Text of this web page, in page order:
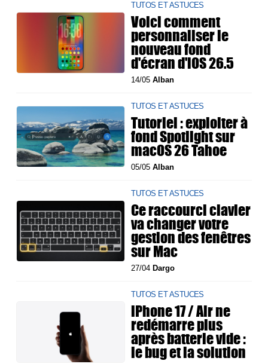
TUTOS ET ASTUCES
Voici comment
personnaliser le
nouveau fond
d'écran d'iOS 26.5
14/05Alban
TUTOS ET ASTUCES
Tutoriel : exploiter à
fond Spotlight sur
macOS 26 Tahoe
05/05Alban
TUTOS ET ASTUCES
Ce raccourci clavier
va changer votre
gestion des fenêtres
sur Mac
27/04 Dargo
TUTOS ET ASTUCES
iPhone 17 / Air ne
redémarre plus
après batterie vide :
le bug et la solution